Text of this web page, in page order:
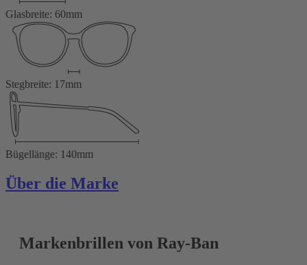
Glasbreite: 60mm
Stegbreite: 17mm
Bügellänge: 140mm
Über die Marke
Markenbrillen von Ray-Ban